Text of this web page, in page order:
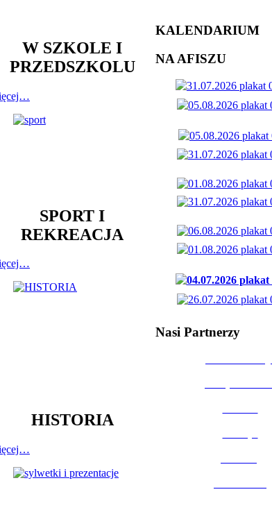
W SZKOLE I
PRZEDSZKOLU
SPORT I
REKREACJA
HISTORIA
KALENDARIUM
NA AFISZU
Nasi Partnerzy